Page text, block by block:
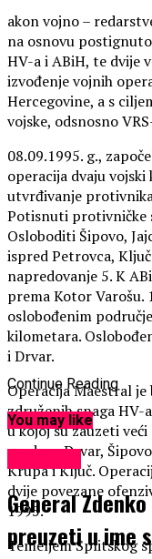
akon vojno –
na osnovu
HV-a i ABiH, te dvije
izvođenje vojnih
Hercegovine, a s
vojske, odsnosno
08.09.1995. g.,
operacija dvaju
utvrđivanje
Potisnuti protivničke
Osloboditi Šipovo,
ispred Petrovca,
napredovanje 5. K
prema Kotor Varošu.
oslobođenim
kilometara.
i Drvar.
Operacija Maestral
združenih snaga HV-
u kojoj su zauzeti
gradove Drvar,
Krupa i Ključ.
dvije povezane
1995.
Temeljem Splitskog
Continue Reading
You may like
General
preuzeti u ime